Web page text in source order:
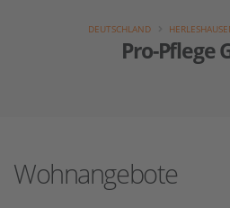
Pro-Pflege
DEUTSCHLAND
Wohnangebote